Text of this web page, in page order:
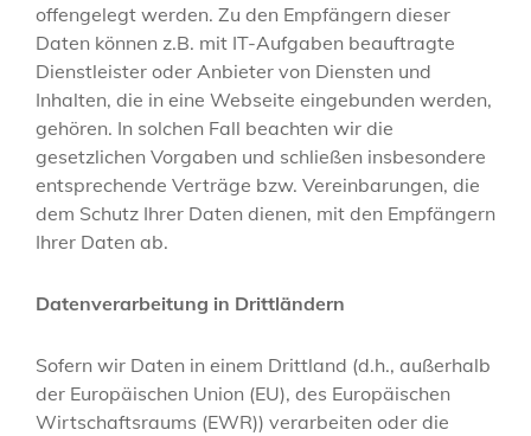
offengelegt werden. Zu den Empfängern dieser
Daten können z.B. mit IT-Aufgaben beauftragte
Dienstleister oder Anbieter von Diensten und
Inhalten, die in eine Webseite eingebunden werden,
gehören. In solchen Fall beachten wir die
gesetzlichen Vorgaben und schließen insbesondere
entsprechende Verträge bzw. Vereinbarungen, die
dem Schutz Ihrer Daten dienen, mit den Empfängern
Ihrer Daten ab.
Datenverarbeitung in Drittländern
Sofern wir Daten in einem Drittland (d.h., außerhalb
der Europäischen Union (EU), des Europäischen
Wirtschaftsraums (EWR)) verarbeiten oder die